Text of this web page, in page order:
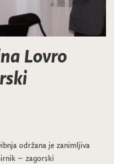
Lovro
održana je zanimljiva
– zagorski